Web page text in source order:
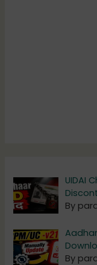
UIDAI
By
By